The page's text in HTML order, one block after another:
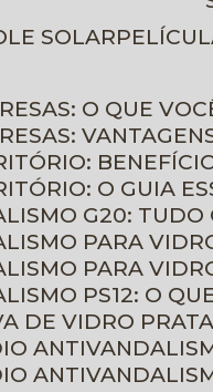
SOLAR
O QUE
O GUIA
G20:
PARA
PARA
PS12: O
DE VIDRO